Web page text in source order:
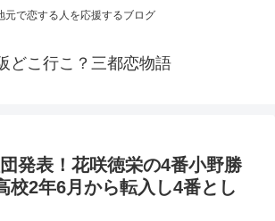
元で恋する人を応援するブログ
どこ行こ？三都恋物語
発表！花咲徳栄の4番小野勝
校2年6月から転入し4番とし